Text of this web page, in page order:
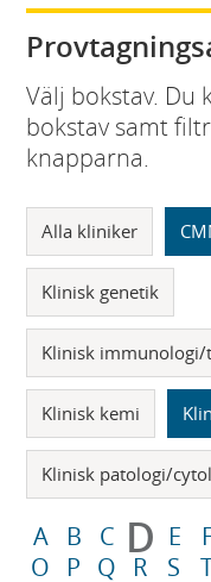
Välj bokstav. Du
bokstav samt
knapparna.
Alla kliniker
Klinisk genetik
Klinisk
Klinisk kemi
Klinisk patologi/
A B C D E
O
P Q R S